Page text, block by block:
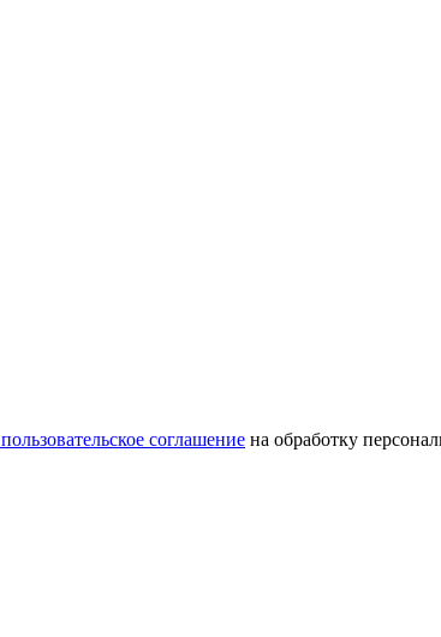
пользовательское соглашение на обработку